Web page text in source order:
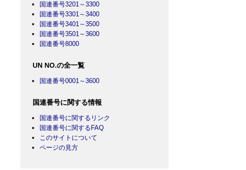
国連番号3201～3300
国連番号3301～3400
国連番号3401～3500
国連番号3501～3600
国連番号8000
UN NO.の全一覧
国連番号0001～3600
国連番号に関する情報
国連番号に関するリンク
国連番号に関するFAQ
このサイトについて
ページの見方